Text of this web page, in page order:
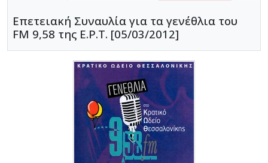
Επετειακή Συναυλία για τα γενέθλια του
FM 9,58 της Ε.Ρ.Τ. [05/03/2012]